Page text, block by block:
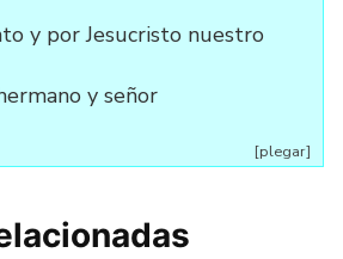
y por Jesucristo nuestro
y señor
[plegar]